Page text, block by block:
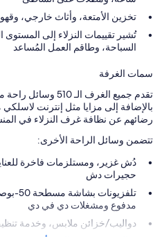
تخزين الأمتعة، وأثاث خارجي،
تُشير تقييمات النزلاء إلى
السباحة، وطاقم العمل المُساعد
سمات الغرفة
تقدم جميع الغرف
بالإضافة إلى مزايا مثل إنترنت
رضائهم عن نظافة غرف النزلاء في
تتضمن وسائل الراحة الأخرى:
دُش غزير، ومستلزمات فاخرة
حجيرات دش
مدفوع ومشغلات دي في دي
دواليب/خزائن ملابس، وخدمة